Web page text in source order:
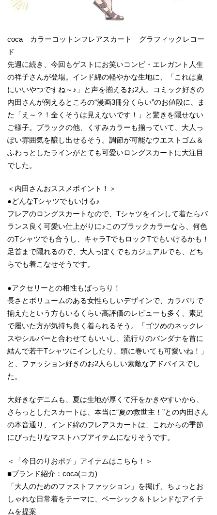
coca カラーコットンフレアスカート グラフィックレコー
ド
先週に続き、今回もゲストにお笑いコンビ・エレガント人生
の祥子さんが登場。インド綿の軽やかな生地に、「これは夏
にいいやつですね～♪」と声を揃えるお2人。コミック好きの
内田さんが例えるところの“漫画3冊分くらい”のお値段に、ま
た「え～？！全くそうは見えないです！」と驚きを隠せない
ご様子。ブラックの他、くすみカラーも揃っていて、大人っ
ぽい雰囲気を醸し出せるそう。調節が可能なウエストゴム＆
ふわっとしたラインがとても可愛いロングスカートに大注目
でした。
＜内田さんおススメポイント！＞
●どんなTシャツでもいける♪
フレアのロングスカートなので、Tシャツをインして着たらバ
ランス良く可愛い仕上がりに♪このブラックカラーなら、何色
のTシャツでも合うし、キャラTでもロックTでもいけるかも！
足首まで隠れるので、大人っぽくでもカジュアルでも、どち
らでも着こなせそうです。
●アクセリーとの相性もばっちり！
長さとボリュームのある女性らしいデザインで、カラバリで
揃えたという方もいるくらい高評価のレビューも多く、素足
で履いた方が気持ち良く着られるそう。「ゴツめのネックレ
スやシルバーと合わせてもいいし、流行りのバンダナを首に
結んで若干Tシャツにインしたり、頭に巻いても可愛いね！」
と、ファッション好きのお2人らしい素敵なアドバイスでし
た。
大好きなデニムも、夏は生地が厚くて汗をかきやすいから、
さらっとしたスカートは、本当に“夏の救世主！”との内田さん
の本音通り、インド綿のフレアスカートは、これからの季節
にぴったりなマストハブアイテムになりそうです。
＜「今日のりおポチ」アイテムはこちら！＞
■ブランド紹介：coca(コカ)
「大人のためのファストファッション」を掲げ、ちょっとお
しゃれな日常着をテーマに、ベーシック＆トレンドなアイテ
ムを提案